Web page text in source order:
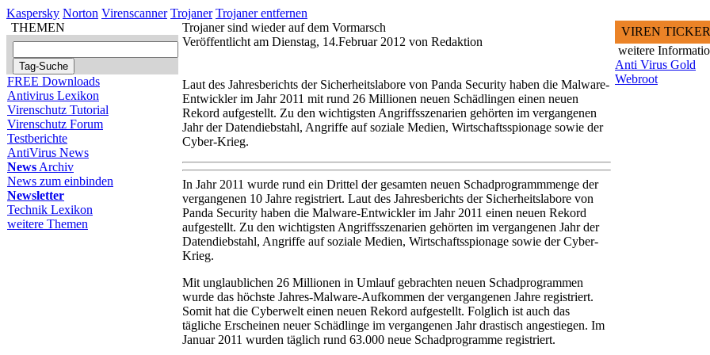
Kaspersky Norton Virenscanner Trojaner Trojaner entfernen
THEMEN
FREE Downloads
Antivirus Lexikon
Virenschutz Tutorial
Virenschutz Forum
Testberichte
AntiVirus News
News Archiv
News zum einbinden
Newsletter
Technik Lexikon
weitere Themen
Trojaner sind wieder auf dem Vormarsch
Veröffentlicht am Dienstag, 14.Februar 2012 von Redaktion
Laut des Jahresberichts der Sicherheitslabore von Panda Security haben die Malware-
Entwickler im Jahr 2011 mit rund 26 Millionen neuen Schädlingen einen neuen
Rekord aufgestellt. Zu den wichtigsten Angriffsszenarien gehörten im vergangenen
Jahr der Datendiebstahl, Angriffe auf soziale Medien, Wirtschaftsspionage sowie der
Cyber-Krieg.
In Jahr 2011 wurde rund ein Drittel der gesamten neuen Schadprogrammmenge der
vergangenen 10 Jahre registriert. Laut des Jahresberichts der Sicherheitslabore von
Panda Security haben die Malware-Entwickler im Jahr 2011 einen neuen Rekord
aufgestellt. Zu den wichtigsten Angriffsszenarien gehörten im vergangenen Jahr der
Datendiebstahl, Angriffe auf soziale Medien, Wirtschaftsspionage sowie der Cyber-
Krieg.
Mit unglaublichen 26 Millionen in Umlauf gebrachten neuen Schadprogrammen
wurde das höchste Jahres-Malware-Aufkommen der vergangenen Jahre registriert.
Somit hat die Cyberwelt einen neuen Rekord aufgestellt. Folglich ist auch das
tägliche Erscheinen neuer Schädlinge im vergangenen Jahr drastisch angestiegen. Im
Januar 2011 wurden täglich rund 63.000 neue Schadprogramme registriert.
VIREN TICKER
weitere
Anti Virus Gold
Webroot